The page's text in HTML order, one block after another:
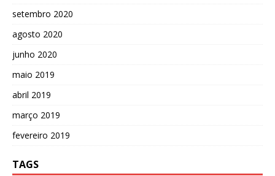
setembro 2020
agosto 2020
junho 2020
maio 2019
abril 2019
março 2019
fevereiro 2019
TAGS